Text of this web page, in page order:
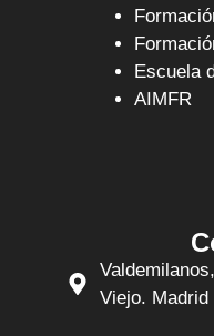
Escuela
AIMFR
Viejo. Madrid